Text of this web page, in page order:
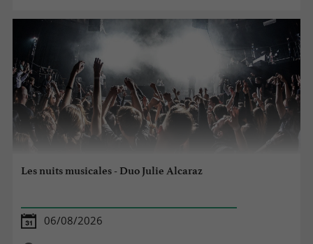
Les nuits musicales - Duo Julie Alcaraz
06/08/2026